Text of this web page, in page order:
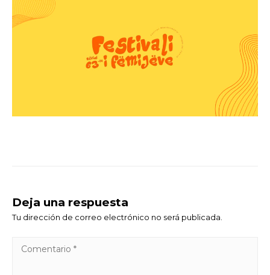
Deja una respuesta
Tu dirección de correo electrónico no será publicada.